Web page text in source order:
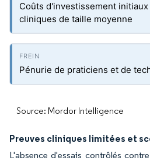
Coûts d'investissement
cliniques de taille moyenne
Pénurie de praticiens et de
Source: Mordor Intelligence
Preuves cliniques limitées et
L'absence d'essais contrôlés